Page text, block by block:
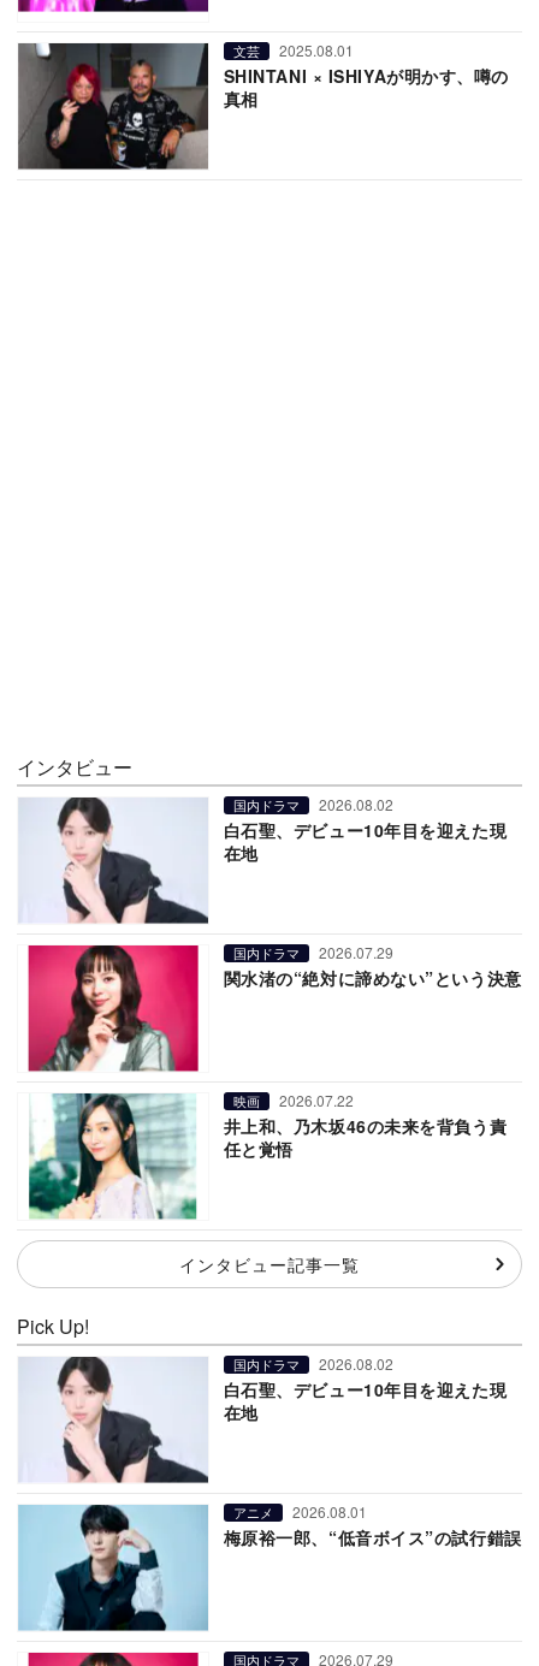
文芸 2025.08.01
SHINTANI × ISHIYAが明かす、噂の
真相
インタビュー
国内ドラマ 2026.08.02
白石聖、デビュー10年目を迎えた現
在地
国内ドラマ 2026.07.29
関水渚の“絶対に諦めない”という決意
映画 2026.07.22
井上和、乃木坂46の未来を背負う責
任と覚悟
インタビュー記事一覧
Pick Up!
国内ドラマ 2026.08.02
白石聖、デビュー10年目を迎えた現
在地
アニメ 2026.08.01
梅原裕一郎、“低音ボイス”の試行錯誤
国内ドラマ 2026.07.29